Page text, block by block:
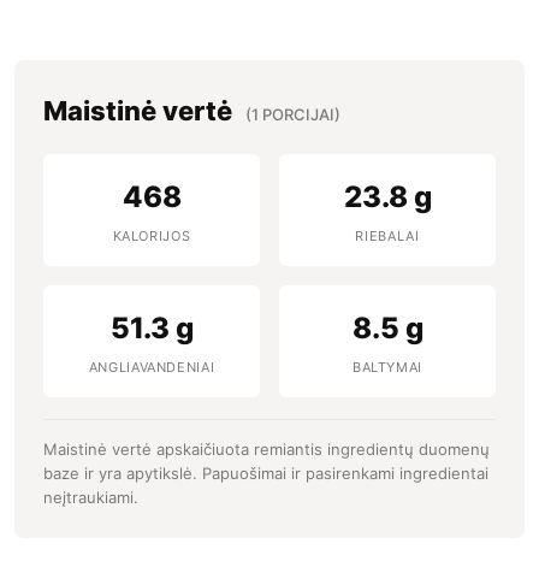
Maistinė vertė (1 PORCIJAI)
468
KALORIJOS
23.8 g
RIEBALAI
51.3 g
ANGLIAVANDENIAI
8.5 g
BALTYMAI
Maistinė vertė apskaičiuota remiantis ingredientų duomenų
baze ir yra apytikslė. Papuošimai ir pasirenkami ingredientai
neįtraukiami.